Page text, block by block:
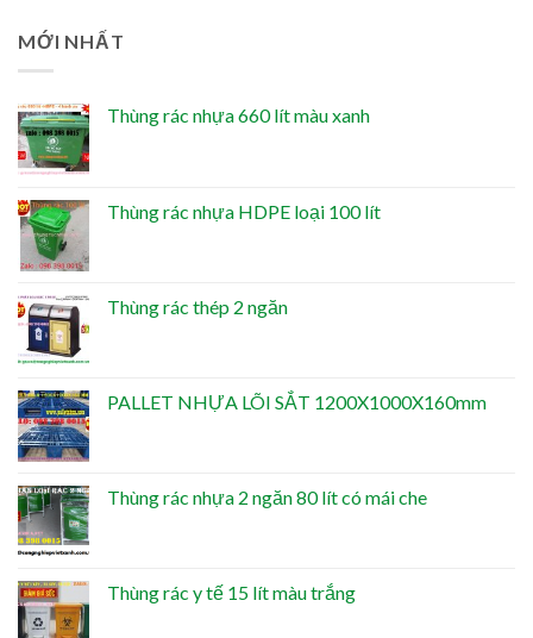
MỚI NHẤT
Thùng rác nhựa 660 lít màu xanh
Thùng rác nhựa HDPE loại 100 lít
Thùng rác thép 2 ngăn
PALLET NHỰA LÕI SẮT 1200X1000X160mm
Thùng rác nhựa 2 ngăn 80 lít có mái che
Thùng rác y tế 15 lít màu trắng